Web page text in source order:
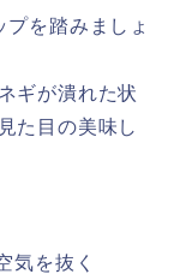
を踏みましょ
ギが潰れた状
た目の美味し
気を抜く